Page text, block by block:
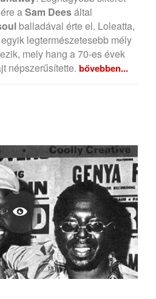
aSam Deesáltal
balladával érte el. Loleatta,
legtermészetesebb mély
mely hang a 70-es évek
népszerűsítette. bővebben...